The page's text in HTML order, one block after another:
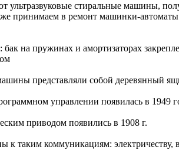
ультразвуковые стиральные машины,
принимаем в ремонт машинки-
на пружинах и амортизаторах
представляли собой деревянный
управлении появилась в 1949
приводом появились в 1908 г.
таким коммуникациям: электричеству,